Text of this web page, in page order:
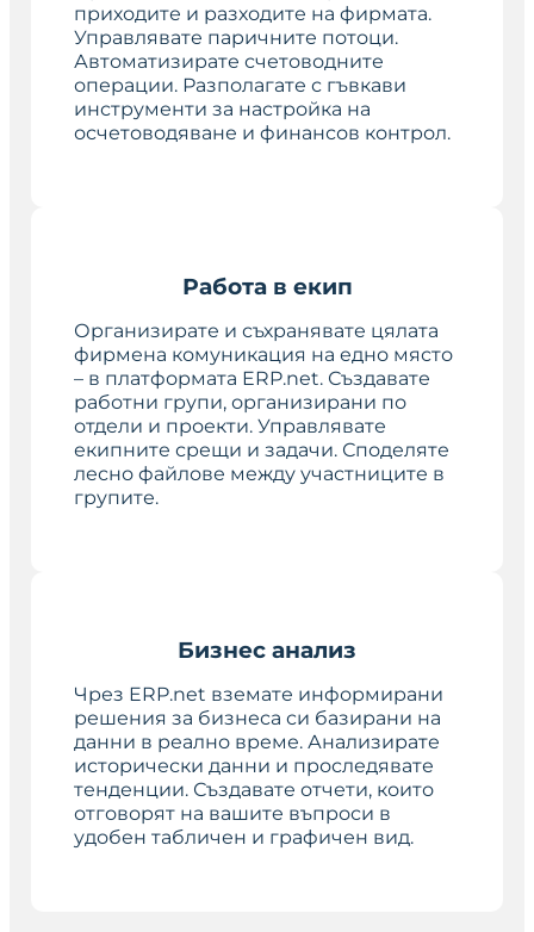
приходите и разходите на фирмата.
Управлявате паричните потоци.
Автоматизирате счетоводните
операции. Разполагате с гъвкави
инструменти за настройка на
осчетоводяване и финансов контрол.
Работа в екип
Организирате и съхранявате цялата
фирмена комуникация на едно място
– в платформата ERP.net. Създавате
работни групи, организирани по
отдели и проекти. Управлявате
екипните срещи и задачи. Споделяте
лесно файлове между участниците в
групите.
Бизнес анализ
Чрез ERP.net вземате информирани
решения за бизнеса си базирани на
данни в реално време. Анализирате
исторически данни и проследявате
тенденции. Създавате отчети, които
отговорят на вашите въпроси в
удобен табличен и графичен вид.